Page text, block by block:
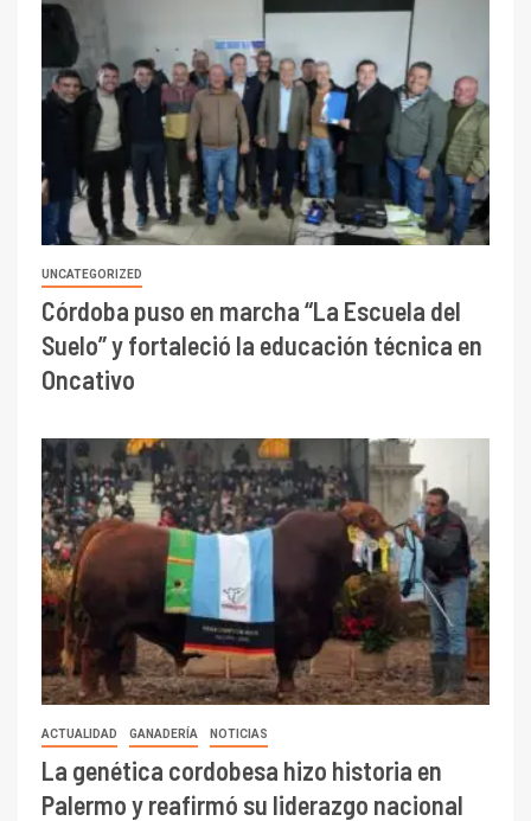
UNCATEGORIZED
Córdoba puso en marcha “La Escuela del
Suelo” y fortaleció la educación técnica en
Oncativo
ACTUALIDAD GANADERÍA NOTICIAS
La genética cordobesa hizo historia en
Palermo y reafirmó su liderazgo nacional